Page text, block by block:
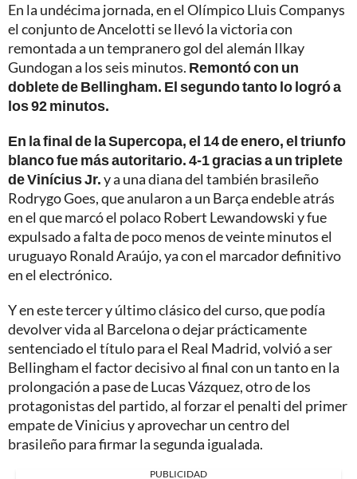
En la undécima jornada, en el Olímpico Lluis Companys
el conjunto de Ancelotti se llevó la victoria con
remontada a un tempranero gol del alemán Ilkay
Gundogan a los seis minutos. Remontó con un
doblete de Bellingham. El segundo tanto lo logró a
los 92 minutos.
En la final de la Supercopa, el 14 de enero, el triunfo
blanco fue más autoritario. 4-1 gracias a un triplete
de Vinícius Jr.y a una diana del también brasileño
Rodrygo Goes, que anularon a un Barça endeble atrás
en el que marcó el polaco Robert Lewandowski y fue
expulsado a falta de poco menos de veinte minutos el
uruguayo Ronald Araújo, ya con el marcador definitivo
en el electrónico.
Y en este tercer y último clásico del curso, que podía
devolver vida al Barcelona o dejar prácticamente
sentenciado el título para el Real Madrid, volvió a ser
Bellingham el factor decisivo al final con un tanto en la
prolongación a pase de Lucas Vázquez, otro de los
protagonistas del partido, al forzar el penalti del primer
empate de Vinicius y aprovechar un centro del
brasileño para firmar la segunda igualada.
PUBLICIDAD